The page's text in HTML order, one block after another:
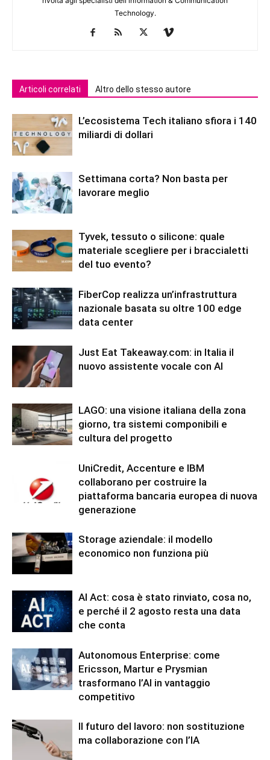
Technology.
Articoli correlati Altro dello stesso autore
L’ecosistema Tech italiano sfiora i 140
miliardi di dollari
Settimana corta? Non basta per
lavorare meglio
Tyvek, tessuto o silicone: quale
materiale scegliere per i braccialetti
del tuo evento?
FiberCop realizza un’infrastruttura
nazionale basata su oltre 100 edge
data center
Just Eat Takeaway.com: in Italia il
nuovo assistente vocale con AI
LAGO: una visione italiana della zona
giorno, tra sistemi componibili e
cultura del progetto
UniCredit, Accenture e IBM
collaborano per costruire la
piattaforma bancaria europea di nuova
generazione
Storage aziendale: il modello
economico non funziona più
AI Act: cosa è stato rinviato, cosa no,
e perché il 2 agosto resta una data
che conta
Autonomous Enterprise: come
Ericsson, Martur e Prysmian
trasformano l’AI in vantaggio
competitivo
Il futuro del lavoro: non sostituzione
ma collaborazione con l’IA